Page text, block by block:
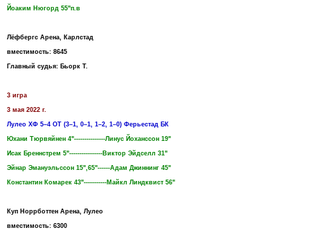
Йоаким Нюгорд 55"п.в
Лёфбергс Арена, Карлстад
вместимость: 8645
Главный судья: Бьорк Т.
3 игра
3 мая 2022 г.
Лулео ХФ 5–4 ОТ (3–1, 0–1, 1–2, 1–0) Ферьестад БК
Юхани Тюрвяйнен 4"---------------Линус Йоханссон 19"
Исак Бреннстрем 5"----------------Виктор Эйдселл 31"
Эйнар Эмануэльссон 15",65"------Адам Джиннинг 45"
Константин Комарек 43"-----------Майкл Линдквист 56"
Куп Норрботтен Арена, Лулео
вместимость: 6300